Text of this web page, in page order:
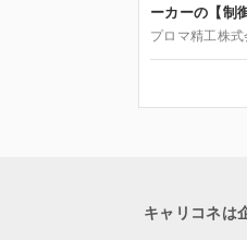
ーカーの【制
プロマ精工株式
キャリコネは